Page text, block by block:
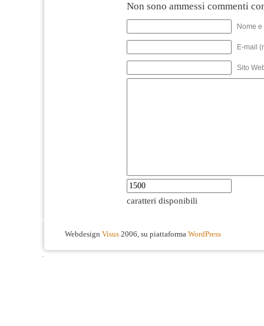
Non sono ammessi commenti
Nome
E-mail
Sito
caratteri disponibili
Webdesign Visus 2006, su piattaforma WordPress